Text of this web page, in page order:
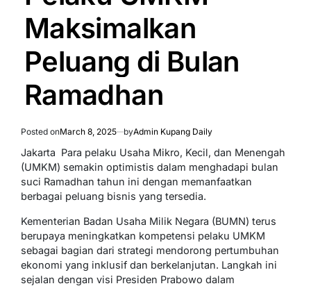
Maksimalkan
Peluang di Bulan
Ramadhan
Posted onMarch 8, 2025 byAdmin Kupang Daily
Jakarta  Para pelaku Usaha Mikro, Kecil, dan Menengah
(UMKM) semakin optimistis dalam menghadapi bulan
suci Ramadhan tahun ini dengan memanfaatkan
berbagai peluang bisnis yang tersedia.
Kementerian Badan Usaha Milik Negara (BUMN) terus
berupaya meningkatkan kompetensi pelaku UMKM
sebagai bagian dari strategi mendorong pertumbuhan
ekonomi yang inklusif dan berkelanjutan. Langkah ini
sejalan dengan visi Presiden Prabowo dalam